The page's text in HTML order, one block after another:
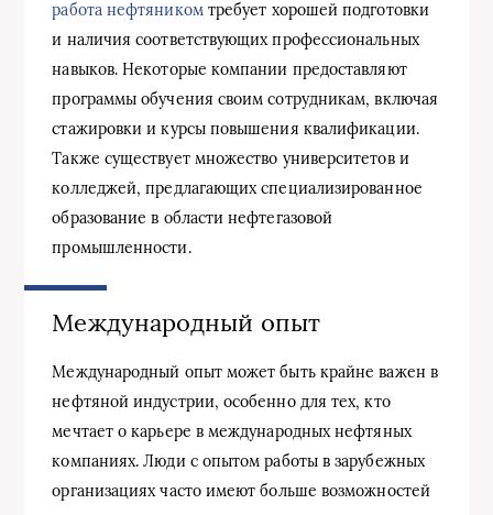
работа нефтяникомтребует хорошей подготовки
и наличия соответствующих профессиональных
навыков. Некоторые компании предоставляют
программы обучения своим сотрудникам, включая
стажировки и курсы повышения квалификации.
Также существует множество университетов и
колледжей, предлагающих специализированное
образование в области нефтегазовой
промышленности.
Международный опыт
Международный опыт может быть крайне важен в
нефтяной индустрии, особенно для тех, кто
мечтает о карьере в международных нефтяных
компаниях. Люди с опытом работы в зарубежных
организациях часто имеют больше возможностей